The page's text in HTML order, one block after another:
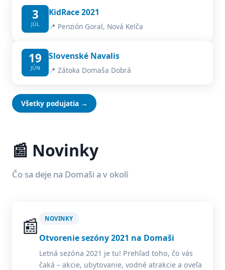
3
JÚL
KidRace 2021
📍 Penzión Goral, Nová Kelča
19
JÚN
Slovenské Navalis
📍 Zátoka Domaša Dobrá
Všetky podujatia →
📰 Novinky
Čo sa deje na Domaši a v okolí
📰 NOVINKY
Otvorenie sezóny 2021 na Domaši
Letná sezóna 2021 je tu! Prehľad toho, čo vás
čaká – akcie, ubytovanie, vodné atrakcie a oveľa